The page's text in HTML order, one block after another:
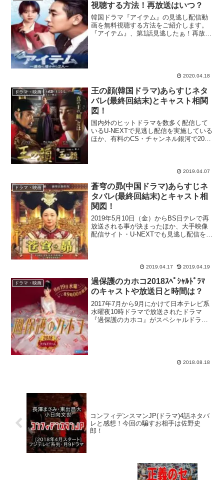
視聴する方法！再放送はいつ？
韓国ドラマ『アイテム』の見逃し配信動
画を無料視聴する方法をご紹介します。
『アイテム』、第1話見逃したぁ！再放送
2020.04.18
ドラマ・映画
王の顔(韓国ドラマ)あらすじネタ
バレ(最終回結末)とキャスト相関
図！
国内外のヒットドラマを数多く配信して
いるU-NEXTで見逃し配信を実施している
ほか、有料のCS・チャンネル銀河で2019
2019.04.07
ドラマ・映画
蒼穹の昴(中国ドラマ)あらすじネ
タバレ(最終回結末)とキャスト相
関図！
2019年5月10日（金）からBS日テレで再
放送される事が決まったほか、大手映像
配信サイト・U-NEXTでも見逃し配信を実
2019.04.17 2019.04.19
ドラマ・映画
過保護のカホコ2018ｽﾍﾟｼｬﾙﾄﾞﾗﾏ
のキャストや放送日と時間は？
2017年7月から9月にかけて日本テレビ系
水曜夜10時ドラマで放送されたドラマ
『過保護のカホコ』がスペシャルドラマ
2018.08.18
コンフィデンスマンJP(ドラマ)4話ネタバ
レと感想！今回の騙すお相手は佐野史
郎！